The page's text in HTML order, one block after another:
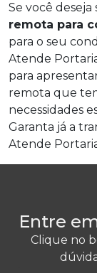
Se você deseja
remota para
para o seu
Atende
para
remota que
necessidades
Garanta já a
Atende
Entre
Clique no